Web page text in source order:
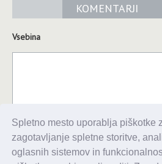
Spletno mesto uporablja piškotke
zagotavljanje spletne storitve,
oglasnih sistemov in
KOMENTARJI
Vsebina